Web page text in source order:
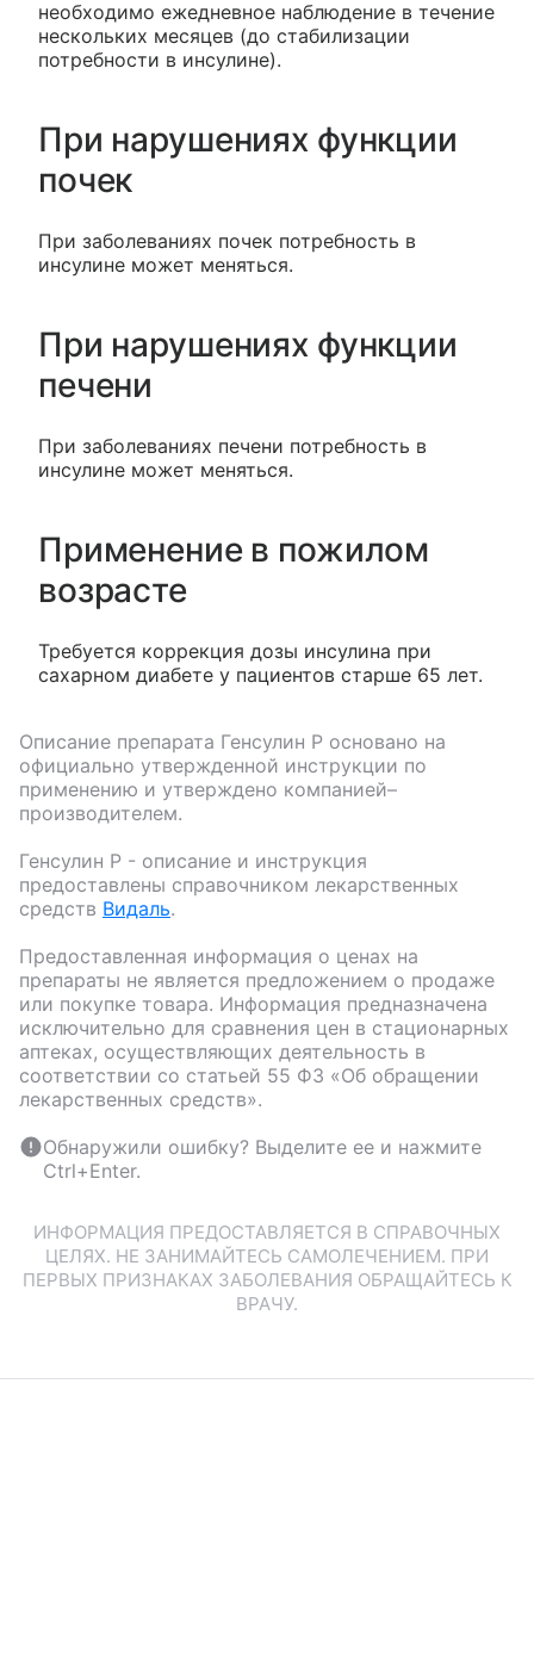
необходимо ежедневное наблюдение в течение
нескольких месяцев (до стабилизации
потребности в инсулине).
При нарушениях функции
почек
При заболеваниях почек потребность в
инсулине может меняться.
При нарушениях функции
печени
При заболеваниях печени потребность в
инсулине может меняться.
Применение в пожилом
возрасте
Требуется коррекция дозы инсулина при
сахарном диабете у пациентов старше 65 лет.
Описание препарата Генсулин Р основано на
официально утвержденной инструкции по
применению и утверждено компанией–
производителем.
Генсулин Р - описание и инструкция
предоставлены справочником лекарственных
средств Видаль.
Предоставленная информация о ценах на
препараты не является предложением о продаже
или покупке товара. Информация предназначена
исключительно для сравнения цен в стационарных
аптеках, осуществляющих деятельность в
соответствии со статьей 55 ФЗ «Об обращении
лекарственных средств».
Обнаружили ошибку? Выделите ее и нажмите
Ctrl+Enter.
ИНФОРМАЦИЯ ПРЕДОСТАВЛЯЕТСЯ В СПРАВОЧНЫХ
ЦЕЛЯХ. НЕ ЗАНИМАЙТЕСЬ САМОЛЕЧЕНИЕМ. ПРИ
ПЕРВЫХ ПРИЗНАКАХ ЗАБОЛЕВАНИЯ ОБРАЩАЙТЕСЬ К
ВРАЧУ.